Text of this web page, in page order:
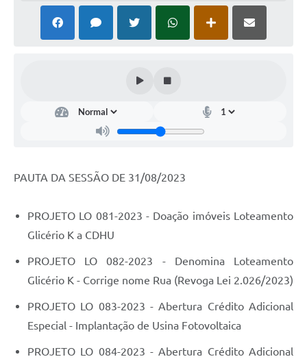
PAUTA DA SESSÃO DE 31/08/2023
PROJETO LO 081-2023 - Doação imóveis Loteamento
Glicério K a CDHU
PROJETO LO 082-2023 - Denomina Loteamento
Glicério K - Corrige nome Rua (Revoga Lei 2.026/2023)
PROJETO LO 083-2023 - Abertura Crédito Adicional
Especial - Implantação de Usina Fotovoltaica
PROJETO LO 084-2023 - Abertura Crédito Adicional